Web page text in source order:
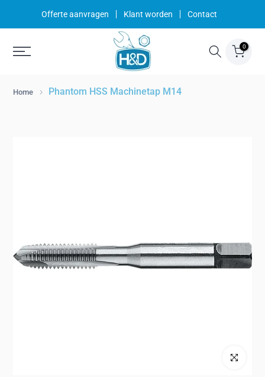
Offerte aanvragen Klant worden Contact
0
Home Phantom HSS Machinetap M14
Klik om te